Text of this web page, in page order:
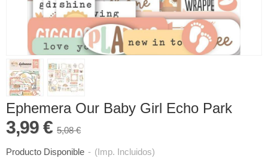
Ephemera Our Baby Girl Echo Park
3,99 € 5,08 €
Producto Disponible - (Imp. Incluidos)